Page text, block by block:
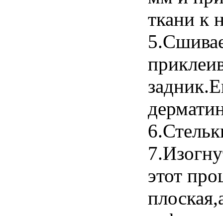
ткани к
этот